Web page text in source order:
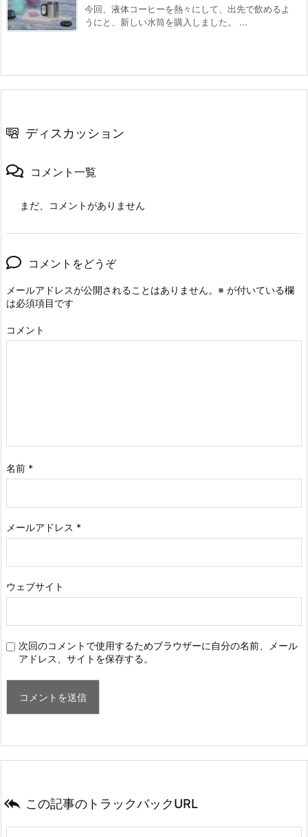
今回、液体コーヒーを熱々にして、出先で飲めるよ
うにと、新しい水筒を購入しました。 ...
ディスカッション
コメント一覧
まだ、コメントがありません
コメントをどうぞ
メールアドレスが公開されることはありません。 ※ が付いている欄
は必須項目です
コメント
名前 *
メールアドレス *
ウェブサイト
次回のコメントで使用するためブラウザーに自分の名前、メール
アドレス、サイトを保存する。
 この記事のトラックバックURL